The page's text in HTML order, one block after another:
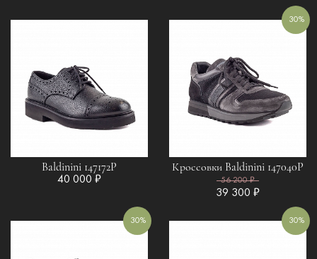
Baldinini 147172P
40 000 ₽
30%
Кроссовки Baldinini 147040P
56 200 ₽
39 300 ₽
30% 30%